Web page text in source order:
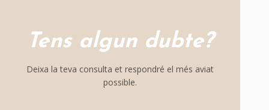
Tens algun dubte?
Deixa la teva consulta et respondré el més aviat
possible.